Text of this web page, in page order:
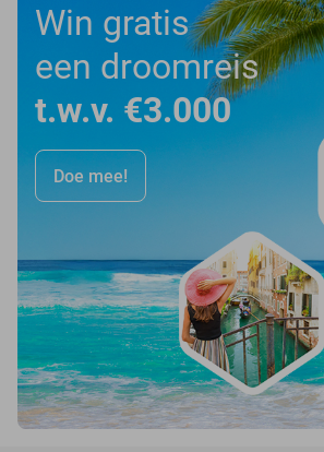
Win gratis
een droomreis
t.w.v. €3.000
Doe mee!